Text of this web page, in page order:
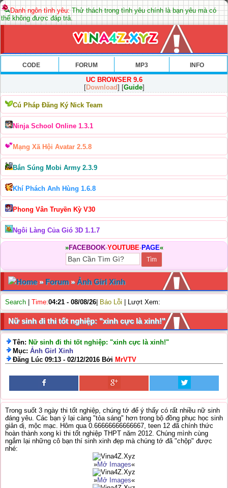
Danh ngôn tình yêu:Thử thách trong tình yêu chính là bạn yêu mà có
thể không được đáp trả.
CODE FORUM MP3 INFO
UC BROWSER 9.6
[Download] [Guide]
Cú Pháp Đăng Ký Nick Team
Ninja School Online 1.3.1
Mạng Xã Hội Avatar 2.5.8
Bắn Súng Mobi Army 2.3.9
Khí Phách Anh Hùng 1.6.8
Phong Vân Truyền Kỳ V30
Ngôi Làng Của Gió 3D 1.1.7
»FACEBOOK-YOUTUBE-PAGE«
Home» Forum»Ảnh Girl Xinh
Search Time:04:21 - 08/08/26 Báo Lỗi | Lượt Xem:
Nữ sinh đi thi tốt nghiệp: "xinh cực là xinh!"
Tên: Nữ sinh đi thi tốt nghiệp: "xinh cực là xinh!"
Mục: Ảnh Girl Xinh
Đăng Lúc 09:13 - 02/12/2016 Bởi MrVTV
Trong suốt 3 ngày thi tốt nghiệp, chúng tớ để ý thấy có rất nhiều nữ sinh
đáng yêu. Các bạn ý lại càng "tỏa sáng" hơn trong bộ đồng phục học sinh
giản dị, mộc mạc. Hôm qua 0.66666666666667, teen 12 đã chính thức
hoàn thành xong kì thi tốt nghiệp THPT năm 2012. Chúng mình cùng
ngắm lại những cô bạn thí sinh xinh đẹp mà chúng tớ đã "chộp" được
nhé:
»Mở Images«
»Mở Images«